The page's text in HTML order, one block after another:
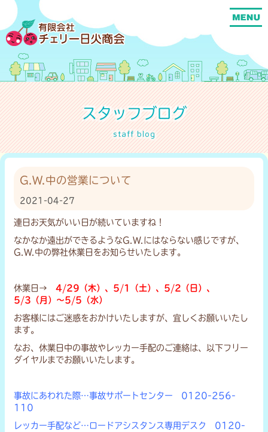
スタッフブログ
staff blog
G.W.中の営業について
2021-04-27
連日お天気がいい日が続いていますね！
なかなか遠出ができるようなG.W.にはならない感じですが、
G.W.中の弊社休業日をお知らせいたします。
休業日→ 4/29（木）、5/1（土）、5/2（日）、
5/3（月）～5/5（水）
お客様にはご迷惑をおかけいたしますが、宜しくお願いいたし
ます。
なお、休業日中の事故やレッカー手配のご連絡は、以下フリー
ダイヤルまでお願いいたします。
事故にあわれた際…事故サポートセンター 0120-256-
110
レッカー手配など…ロードアシスタンス専用デスク 0120-